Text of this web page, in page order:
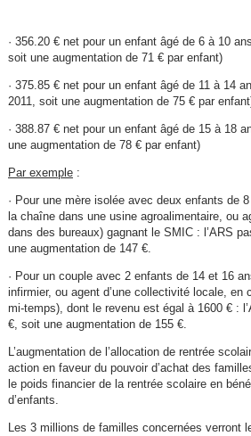
· 356.20 € net pour un enfant âgé de 6 à 10
soit une augmentation de 71 € par enfant)
· 375.85 € net pour un enfant âgé de 11 à 14
2011, soit une augmentation de 75 € par
· 388.87 € net pour un enfant âgé de 15 à 18
une augmentation de 78 € par enfant)
Par exemple:
· Pour une mère isolée avec deux enfants de
la chaîne dans une usine agroalimentaire, ou
dans des bureaux) gagnant le SMIC : l’ARS
une augmentation de 147 €.
· Pour un couple avec 2 enfants de 14 et 16
infirmier, ou agent d’une collectivité locale, en
mi-temps), dont le revenu est égal à 1600 € :
€, soit une augmentation de 155 €.
L’augmentation de l’allocation de rentrée
action en faveur du pouvoir d’achat des
le poids financier de la rentrée scolaire en
d’enfants.
Les 3 millions de familles concernées verront